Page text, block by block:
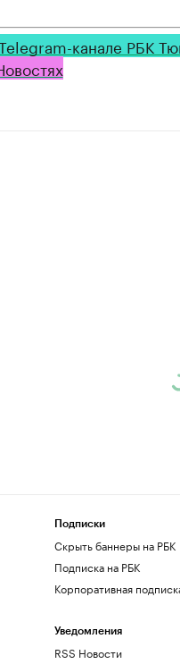
канале РБК
Подписки
Скрыть баннеры на РБК
Подписка на РБК
Корпоративная
Уведомления
RSS Новости